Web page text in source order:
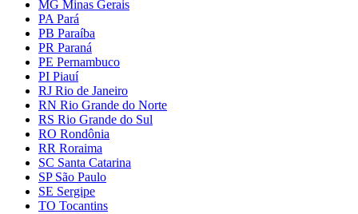
MG Minas Gerais
PA Pará
PB Paraíba
PR Paraná
PE Pernambuco
PI Piauí
RJ Rio de Janeiro
RN Rio Grande do Norte
RS Rio Grande do Sul
RO Rondônia
RR Roraima
SC Santa Catarina
SP São Paulo
SE Sergipe
TO Tocantins